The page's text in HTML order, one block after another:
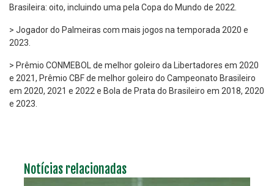
Brasileira: oito, incluindo uma pela Copa do Mundo de 2022.
> Jogador do Palmeiras com mais jogos na temporada 2020 e
2023.
> Prêmio CONMEBOL de melhor goleiro da Libertadores em 2020
e 2021, Prêmio CBF de melhor goleiro do Campeonato Brasileiro
em 2020, 2021 e 2022 e Bola de Prata do Brasileiro em 2018, 2020
e 2023.
Notícias relacionadas